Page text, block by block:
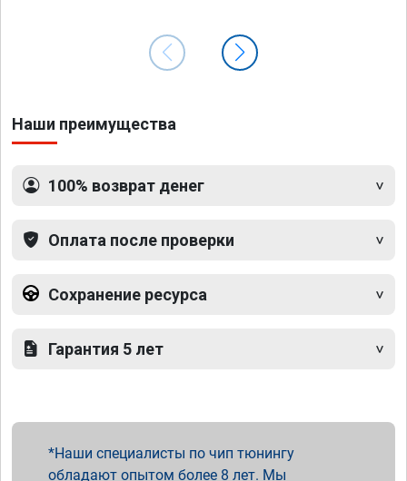
Наши преимущества
100% возврат денег
Оплата после проверки
Сохранение ресурса
Гарантия 5 лет
Наши специалисты по чип тюнингу
обладают опытом более 8 лет. Мы